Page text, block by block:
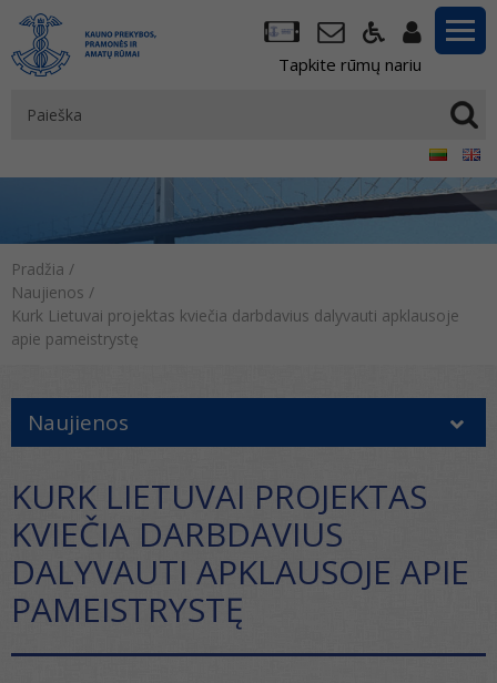
Tapkite rūmų nariu
Pradžia /
Naujienos /
Kurk Lietuvai projektas kviečia darbdavius dalyvauti apklausoje
apie pameistrystę
Naujienos
KURK LIETUVAI PROJEKTAS
KVIEČIA DARBDAVIUS
DALYVAUTI APKLAUSOJE APIE
PAMEISTRYSTĘ